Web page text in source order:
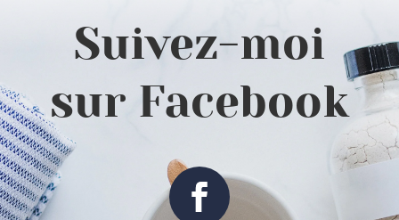
Suivez-moi
sur Facebook